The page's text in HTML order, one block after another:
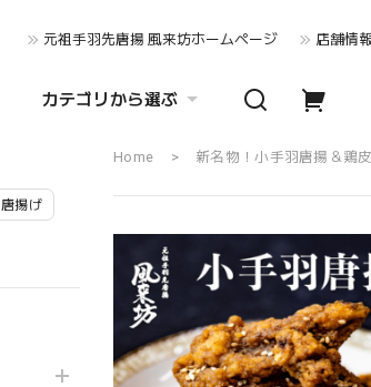
元祖手羽先唐揚 風来坊ホームぺージ 店舗情報
カテゴリから選ぶ
唐揚げ
Home 新名物！小手羽唐揚＆鶏